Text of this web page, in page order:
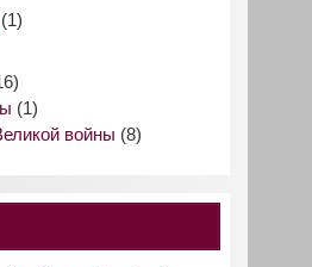
(1)
(1)
войны (8)